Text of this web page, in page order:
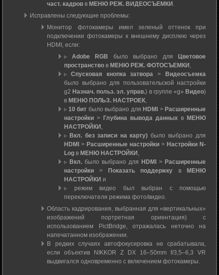
част. кадров в МЕНЮ РЕЖ. ВИДЕОСЪЕМКИ .
Исправлены следующие проблемы:
Монитор фотокамеры имел зеленый оттенок при
подключении фотокамеры к внешнему дисплею через
HDMI, если:
▹Adobe RGB было выбрано для
Цветовое
пространство в МЕНЮ РЕЖ. ФОТОСЪЕМКИ ,
▹Спусковая кнопка затвора >
Видеосъемка
было выбрано для пользовательской настройки
g2 Назнач. польз. эл. управ.) в группе «g» Видео)
в МЕНЮ ПОЛЬЗ. НАСТРОЕК,
▹10 бит было выбрано для HDMI > Расширенные
настройки > Глубина вывода данных в МЕНЮ
НАСТРОЙКИ ,
▹ Вкл. без записи на карту) было выбрано для
HDMI
> Расширенные настройки > Настройки N-
Log в МЕНЮ НАСТРОЙКИ ,
▹ Вкл. было выбрано для HDMI > Расширенные
настройки > Показать поддержку в
МЕНЮ
НАСТРОЙКИ и
▹ режим видео был выбран с помощью
переключателя режима фото/видео.
Область кадрирования, выбранная для «вертикальных»
изображений портретная ориентация) с
использованием PictBridge, отражалась неточно на
напечатанном изображении.
В редких случаях автофокусировка не срабатывала,
если объектив NIKKOR Z DX 16–50mm f/3,5–6,3 VR
выдвигался одновременно с включением фотокамеры.